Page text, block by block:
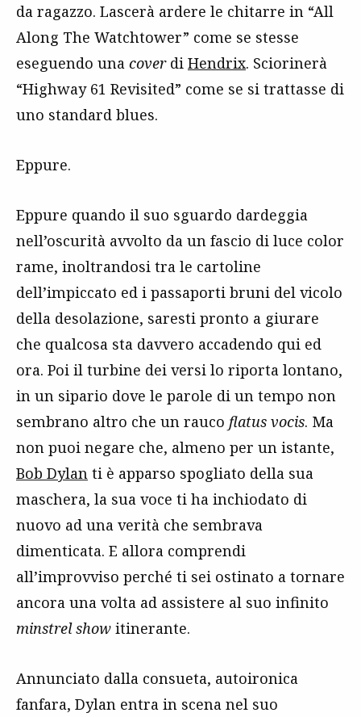
da ragazzo. Lascerà ardere le chitarre in “All
Along The Watchtower” come se stesse
eseguendo una coverdi Hendrix. Sciorinerà
“Highway 61 Revisited” come se si trattasse di
uno standard blues.
Eppure.
Eppure quando il suo sguardo dardeggia
nell’oscurità avvolto da un fascio di luce color
rame, inoltrandosi tra le cartoline
dell’impiccato ed i passaporti bruni del vicolo
della desolazione, saresti pronto a giurare
che qualcosa sta davvero accadendo qui ed
ora. Poi il turbine dei versi lo riporta lontano,
in un sipario dove le parole di un tempo non
sembrano altro che un rauco flatus vocis. Ma
non puoi negare che, almeno per un istante,
Bob Dylan ti è apparso spogliato della sua
maschera, la sua voce ti ha inchiodato di
nuovo ad una verità che sembrava
dimenticata. E allora comprendi
all’improvviso perché ti sei ostinato a tornare
ancora una volta ad assistere al suo infinito
minstrel show itinerante.
Annunciato dalla consueta, autoironica
fanfara, Dylan entra in scena nel suo